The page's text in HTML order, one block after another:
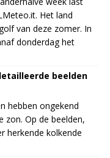
Het land
van deze zomer. In
donderdag het
beelden
hebben ongekend
zon. Op de beelden,
herkende kolkende